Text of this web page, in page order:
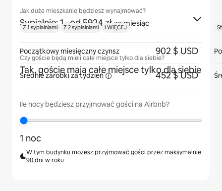
Jak duże mieszkanie będziesz wynajmować?
Sypialnie: 1 · od 5924 złza miesiąc
Czy goście będą mieli całe miejsce tylko dla siebie?
Tak, goście mają całe miejsce tylko dla siebie
Ile nocy będziesz przyjmować gości na Airbnb?
1 noc
W tym budynku możesz przyjmować gości przez maksymalnie
90 dni w roku
Z 1 sypialniami Z 2 sypialniami I WIĘCEJ
Początkowy miesięczny czynsz 902 $ USD
Średnie zarobki zatydzień 452 $ USD